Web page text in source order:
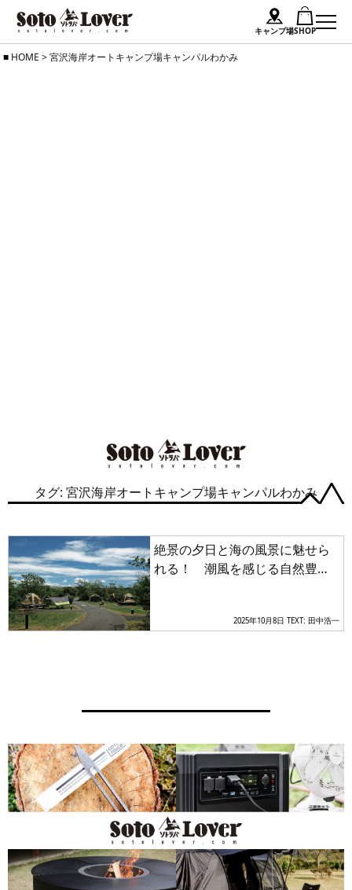
キャンプ場SHOP
SkipHOME >宮沢海岸オートキャンプ場キャンパルわかみ
タグ: 宮沢海岸オートキャンプ場キャンパルわかみ
絶景の夕日と海の風景に魅せら
れる！ 潮風を感じる自然豊か
2025年10月8日 TEXT: 田中浩一